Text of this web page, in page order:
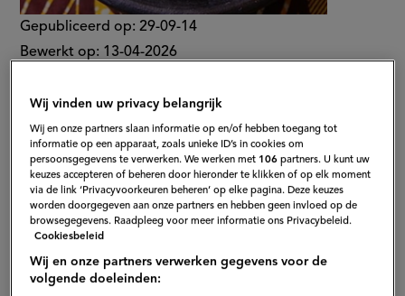
Gepubliceerd op: 29-09-14
Bewerkt op: 13-04-2026
Wij vinden uw privacy belangrijk
Wij en onze partners slaan informatie op en/of hebben toegang tot
informatie op een apparaat, zoals unieke ID’s in cookies om
persoonsgegevens te verwerken. We werken met 106 partners. U kunt uw
keuzes accepteren of beheren door hieronder te klikken of op elk moment
via de link ‘Privacyvoorkeuren beheren’ op elke pagina. Deze keuzes
worden doorgegeven aan onze partners en hebben geen invloed op de
browsegegevens. Raadpleeg voor meer informatie ons Privacybeleid.
Cookiesbeleid
Wij en onze partners verwerken gegevens voor de
volgende doeleinden: